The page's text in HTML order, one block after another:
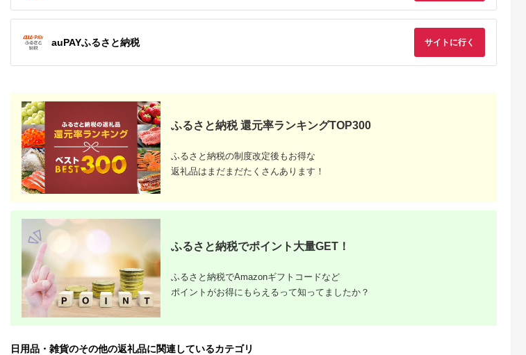
auPAYふるさと納税 サイトに行く
ふるさと納税 還元率ランキングTOP300
ふるさと納税の制度改定後もお得な
返礼品はまだまだたくさんあります！
ふるさと納税でポイント大量GET！
ふるさと納税でAmazonギフトコードなど
ポイントがお得にもらえるって知ってましたか？
日用品・雑貨のその他の返礼品に関連しているカテゴリ